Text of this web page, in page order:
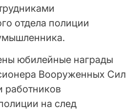
отдела полиции
юбилейные награды
Вооруженных Сил
работников
на след